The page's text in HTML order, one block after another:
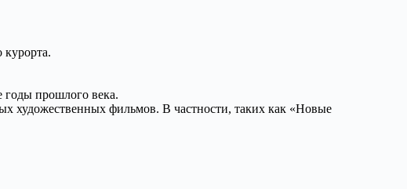
курорта.
годы прошлого века.
художественных фильмов. В частности, таких как «Новые